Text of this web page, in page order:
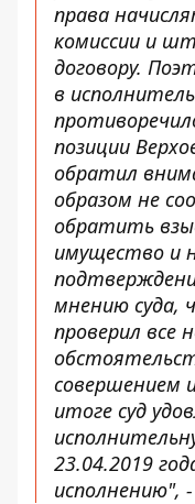
права
комиссии и
договору.
в
позиции
обратил
образом не
обратить
имущество и
мнению суда,
проверил все
совершением
итоге суд
23.04.2019
исполнению", -